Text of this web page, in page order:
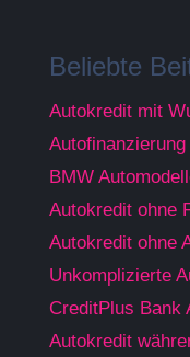
Beliebte
Autokredit mit
BMW
Autokredit ohne
Autokredit ohne
Unkomplizierte
CreditPlus Bank
Autokredit